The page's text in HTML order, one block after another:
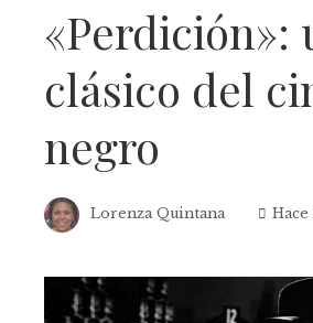
«Perdición»:
clásico del
negro
Lorenza Quintana Hace